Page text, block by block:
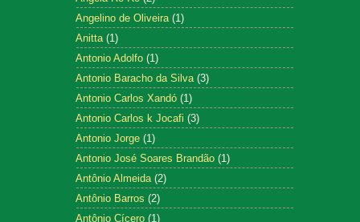
Angelino de Oliveira (1)
Anitta (1)
Antonio Adolfo (1)
Antonio Baracho da Silva (3)
Antonio Carlos Xandó (1)
Antonio Carlos k Jocafi (3)
Antonio Jorge (1)
Antonio José Soares Brandão (1)
Antônio Almeida (2)
Antônio Barros (2)
Antônio Cícero (1)